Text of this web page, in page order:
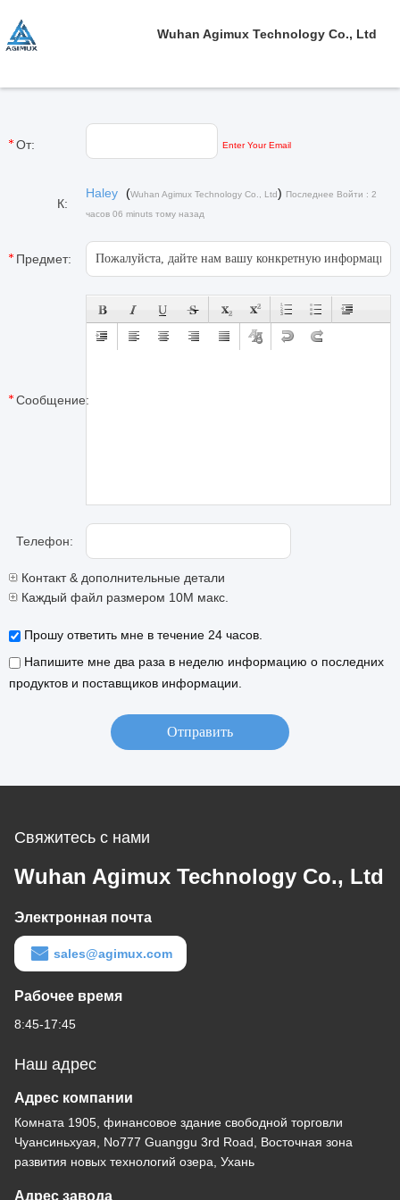
Wuhan Agimux Technology Co., Ltd
От: Enter Your Email
К:
Haley (Wuhan Agimux Technology Co., Ltd) Последнее Войти : 2
часов 06 minuts тому назад
Предмет:
Сообщение:
Телефон:
Контакт & дополнительные детали
Каждый файл размером 10M макс.
Прошу ответить мне в течение 24 часов.
Напишите мне два раза в неделю информацию о последних
продуктов и поставщиков информации.
Свяжитесь с нами
Wuhan Agimux Technology Co., Ltd
Электронная почта
sales@agimux.com
Рабочее время
8:45-17:45
Наш адрес
Адрес компании
Комната 1905, финансовое здание свободной торговли
Чуансиньхуая, No777 Guanggu 3rd Road, Восточная зона
развития новых технологий озера, Ухань
Адрес завода